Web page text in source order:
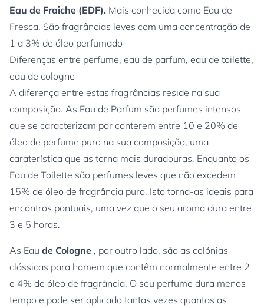
Eau de Fraîche (EDF). Mais conhecida como Eau de
Fresca. São fragrâncias leves com uma concentração de
1 a 3% de óleo perfumado
Diferenças entre perfume, eau de parfum, eau de toilette,
eau de cologne
A diferença entre estas fragrâncias reside na sua
composição. As Eau de Parfum são perfumes intensos
que se caracterizam por conterem entre 10 e 20% de
óleo de perfume puro na sua composição, uma
caraterística que as torna mais duradouras. Enquanto os
Eau de Toilette são perfumes leves que não excedem
15% de óleo de fragrância puro. Isto torna-as ideais para
encontros pontuais, uma vez que o seu aroma dura entre
3 e 5 horas.
As Eau de Cologne , por outro lado, são as colónias
clássicas para homem que contêm normalmente entre 2
e 4% de óleo de fragrância. O seu perfume dura menos
tempo e pode ser aplicado tantas vezes quantas as